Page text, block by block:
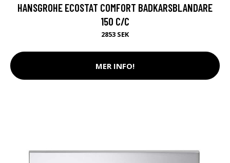
HANSGROHE ECOSTAT COMFORT BADKARSBLANDARE
150 C/C
2853 SEK
MER INFO!